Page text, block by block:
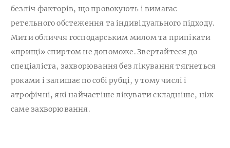
безліч факторів, що провокують і вимагає
ретельного обстеження та індивідуального підходу.
Мити обличчя господарським милом та припікати
«прищі» спиртом не допоможе. Звертайтеся до
спеціаліста, захворювання без лікування тягнеться
роками і залишає по собі рубці, у тому числі і
атрофічні, які найчастіше лікувати складніше, ніж
саме захворювання.